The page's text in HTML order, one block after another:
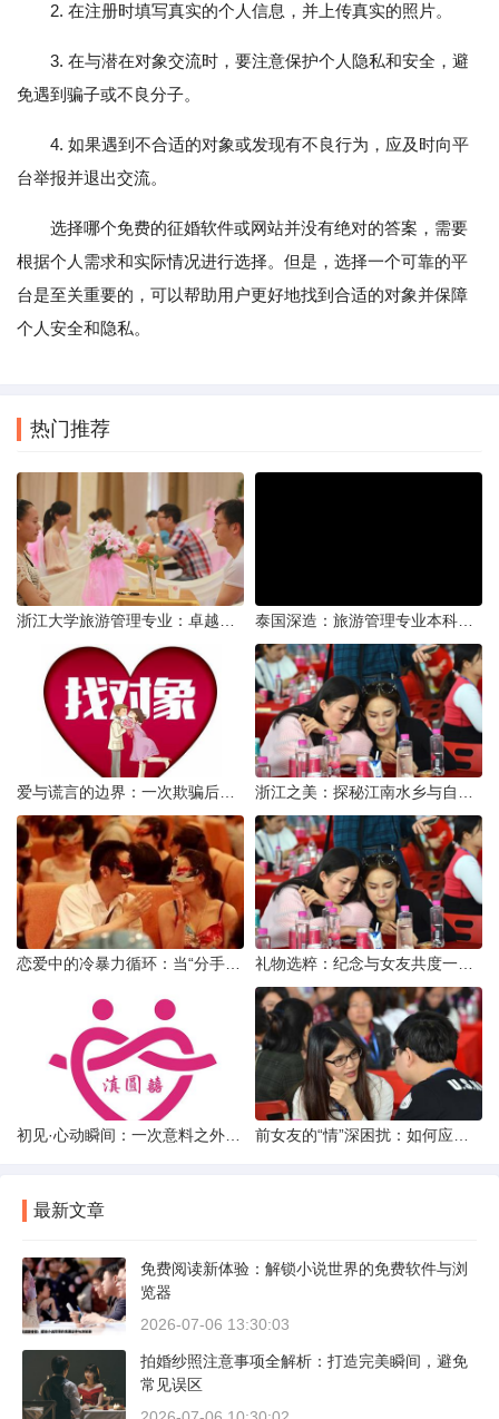
2. 在注册时填写真实的个人信息，并上传真实的照片。
3. 在与潜在对象交流时，要注意保护个人隐私和安全，避
免遇到骗子或不良分子。
4. 如果遇到不合适的对象或发现有不良行为，应及时向平
台举报并退出交流。
选择哪个免费的征婚软件或网站并没有绝对的答案，需要
根据个人需求和实际情况进行选择。但是，选择一个可靠的平
台是至关重要的，可以帮助用户更好地找到合适的对象并保障
个人安全和隐私。
热门推荐
最新文章
免费阅读新体验：解锁小说世界的免费软件与浏
览器
2026-07-06 13:30:03
拍婚纱照注意事项全解析：打造完美瞬间，避免
常见误区